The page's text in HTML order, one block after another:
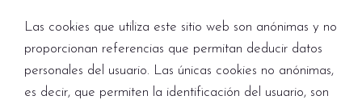
Las cookies que utiliza este sitio web son anónimas y no
proporcionan referencias que permitan deducir datos
personales del usuario. Las únicas cookies no anónimas,
es decir, que permiten la identificación del usuario, son